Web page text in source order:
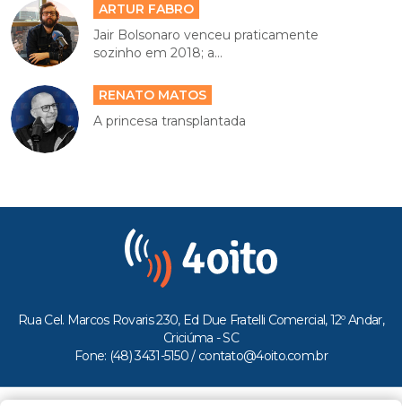
ARTUR FABRO
Jair Bolsonaro venceu praticamente
sozinho em 2018; a...
RENATO MATOS
A princesa transplantada
Rua Cel. Marcos Rovaris 230, Ed Due Fratelli Comercial, 12º Andar,
Criciúma - SC
Fone: (48) 3431-5150 / contato@4oito.com.br